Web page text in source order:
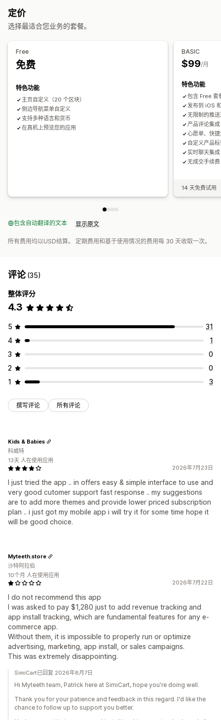
推送通知
自动通知 产品到货 促销
定价
选择最适合您业务的套餐。
Free
免费
特色功能
主页自定义（20 个区块）
侧边导航菜单自定义
支持多种语言和货币
在真机上预览您的应用
BASIC
$99/月
特色功能
包含 Free 套
发布到 iOS
无限制的推
产品评论集成
心愿单、快
自定义产品
实时聊天集成
无成交手续费
14 天免费试用
包含自动翻译的文本 显示原文
所有费用均以USD结算。 定期费用和基于使用情况的费用每 30 天收取一次。
评论(35)
整体评分
4.3
5
31
4
1
3
0
2
0
1
3
撰写评论 所有评论
2026年7月23日
I just tried the app .. in offers easy & simple interface to use and
very good cutomer support fast response .. my suggestions
are to add more themes and provide lower priced subscription
plan .. i just got my mobile app i will try it for some time hope it
will be good choice.
Kids & Babies
科威特
13天 人在使用应用
2026年7月22日
I do not recommend this app
I was asked to pay $1,280 just to add revenue tracking and
app install tracking, which are fundamental features for any e-
commerce app.
Without them, it is impossible to properly run or optimize
advertising, marketing, app install, or sales campaigns.
This was extremely disappointing.
Myteeth.store
沙特阿拉伯
10个月 人在使用应用
SimiCart已回复 2026年8月7日
Hi Myteeth team, Patrick here at SimiCart, hope you're doing well.
Thank you for your patience and feedback in this regard. I'd like the
chance to follow up to support you better.